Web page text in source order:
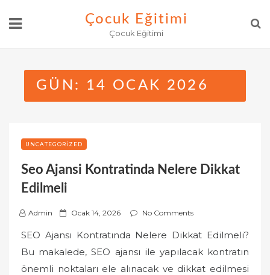
Çocuk Eğitimi
Çocuk Eğitimi
GÜN: 14 OCAK 2026
UNCATEGORIZED
Seo Ajansi Kontratinda Nelere Dikkat
Edilmeli
Admin
P
s
t
e
Ocak 14, 2026 No Comments
SEO Ajansı Kontratında Nelere Dikkat Edilmeli?
Bu makalede, SEO ajansı ile yapılacak kontratın
önemli noktaları ele alınacak ve dikkat edilmesi